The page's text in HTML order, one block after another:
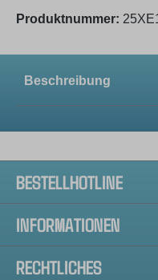
Produktnummer:
Beschreibung
BESTELLHOTLINE
INFORMATIONEN
RECHTLICHES